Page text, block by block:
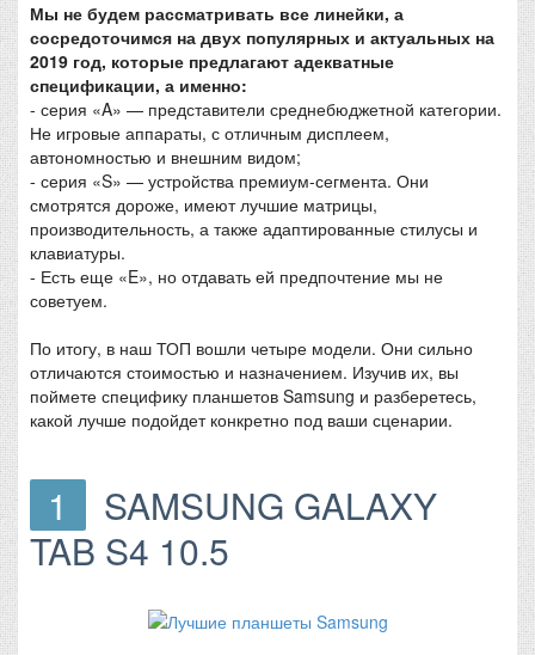
Мы не будем рассматривать все линейки, а
сосредоточимся на двух популярных и актуальных на
2019 год, которые предлагают адекватные
спецификации, а именно:
- серия «A» — представители среднебюджетной категории.
Не игровые аппараты, с отличным дисплеем,
автономностью и внешним видом;
- серия «S» — устройства премиум-сегмента. Они
смотрятся дороже, имеют лучшие матрицы,
производительность, а также адаптированные стилусы и
клавиатуры.
- Есть еще «E», но отдавать ей предпочтение мы не
советуем.
По итогу, в наш ТОП вошли четыре модели. Они сильно
отличаются стоимостью и назначением. Изучив их, вы
поймете специфику планшетов Samsung и разберетесь,
какой лучше подойдет конкретно под ваши сценарии.
1
SAMSUNG GALAXY
TAB S4 10.5